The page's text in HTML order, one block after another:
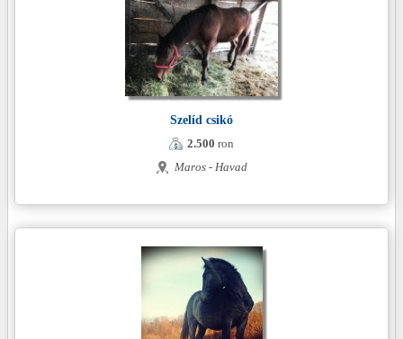
Szelíd csikó
2.500 ron
Maros - Havad